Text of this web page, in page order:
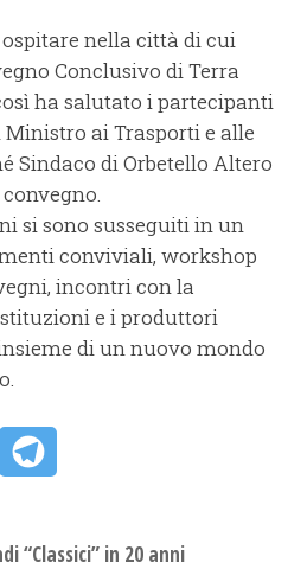
nella città di cui
Conclusivo di Terra
ha salutato i partecipanti
ai Trasporti e alle
Sindaco di Orbetello Altero
si sono susseguiti in un
conviviali, workshop
incontri con la
e i produttori
di un nuovo mondo
“Classici” in 20 anni